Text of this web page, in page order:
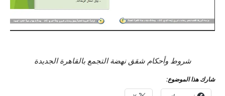
شروط وأحكام شقق نهضة التجمع بالقاهرة الجديدة
شارك هذا الموضوع: